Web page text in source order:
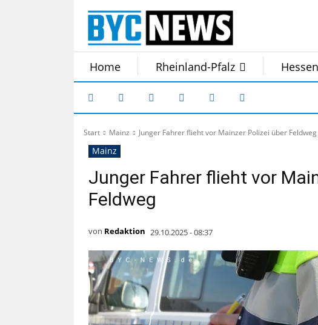
Home Rheinland-Pfalz Hessen
Start Mainz Junger Fahrer flieht vor Mainzer Polizei über Feldweg
Mainz
Junger Fahrer flieht vor
Feldweg
von Redaktion 29.10.2025 - 08:37